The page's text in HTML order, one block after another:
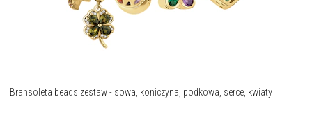
Bransoleta beads zestaw - sowa, koniczyna, podkowa, serce, kwiaty